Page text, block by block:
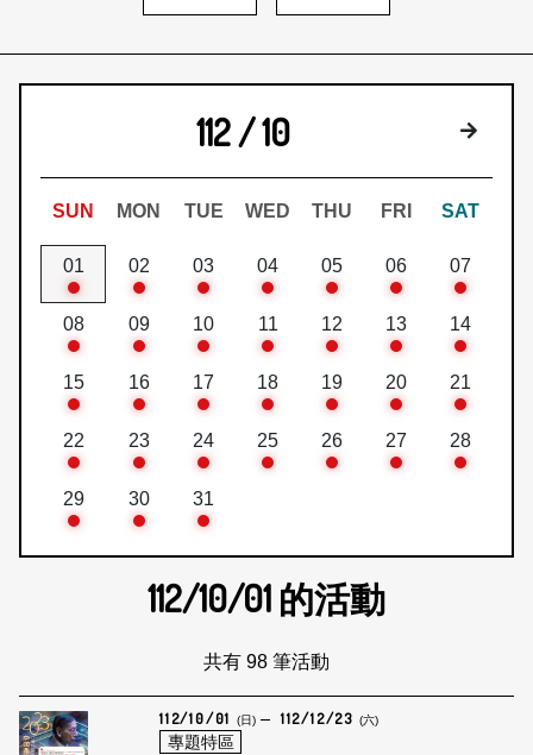
112 / 10 下個月
SUN MON TUE WED THU FRI SAT
01 02 03 04 05 06 07
08 09 10 11 12 13 14
15 16 17 18 19 20 21
22 23 24 25 26 27 28
29 30 31
112/10/01 的活動
共有 98 筆活動
112/10/01 (日) 112/12/23 (六)
專題特區